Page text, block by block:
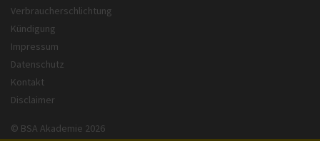
Verbraucherschlichtung
Kündigung
Impressum
Datenschutz
Kontakt
Disclaimer
© BSA Akademie 2026